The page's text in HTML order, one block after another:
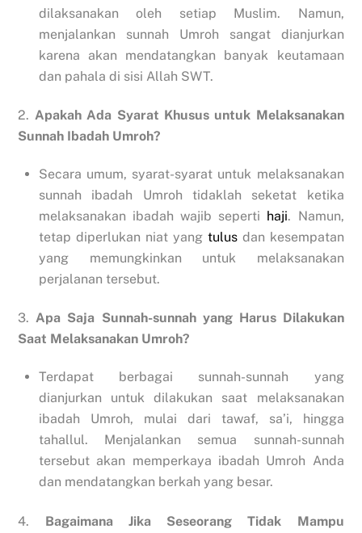
dilaksanakan oleh setiap Muslim. Namun,
menjalankan sunnah Umroh sangat dianjurkan
karena akan mendatangkan banyak keutamaan
dan pahala di sisi Allah SWT.
2. Apakah Ada Syarat Khusus untuk Melaksanakan
Sunnah Ibadah Umroh?
Secara umum, syarat-syarat untuk melaksanakan
sunnah ibadah Umroh tidaklah seketat ketika
melaksanakan ibadah wajib seperti haji. Namun,
tetap diperlukan niat yang tulusdan kesempatan
yang memungkinkan untuk melaksanakan
perjalanan tersebut.
3.Apa Saja Sunnah-sunnah yang Harus Dilakukan
Saat Melaksanakan Umroh?
Terdapat berbagai sunnah-sunnah yang
dianjurkan untuk dilakukan saat melaksanakan
ibadah Umroh, mulai dari tawaf, sa’i, hingga
tahallul. Menjalankan semua sunnah-sunnah
tersebut akan memperkaya ibadah Umroh Anda
dan mendatangkan berkah yang besar.
4. Bagaimana Jika Seseorang Tidak Mampu